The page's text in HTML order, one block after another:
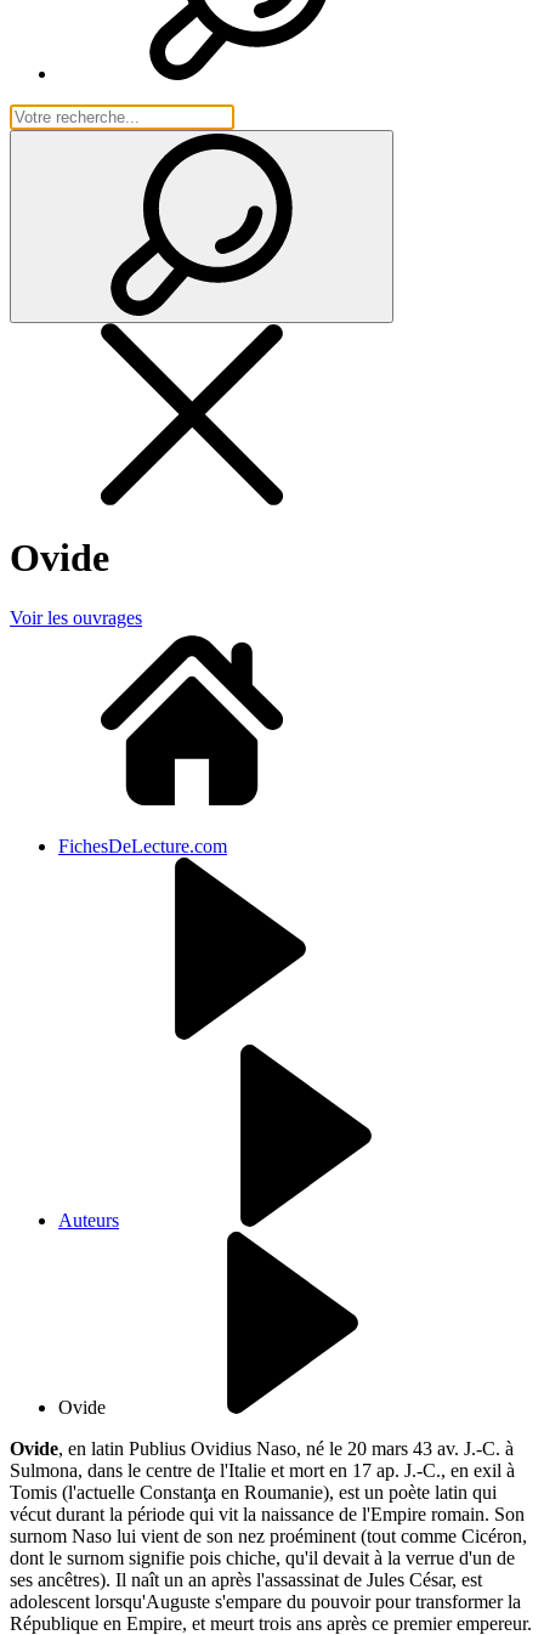
Ovide
Voir les ouvrages
FichesDeLecture.com
Auteurs
Ovide
Ovide, en latin Publius Ovidius Naso, né le 20 mars 43 av. J.-C. à
Sulmona, dans le centre de l'Italie et mort en 17 ap. J.-C., en exil à
Tomis (l'actuelle Constanţa en Roumanie), est un poète latin qui
vécut durant la période qui vit la naissance de l'Empire romain. Son
surnom Naso lui vient de son nez proéminent (tout comme Cicéron,
dont le surnom signifie pois chiche, qu'il devait à la verrue d'un de
ses ancêtres). Il naît un an après l'assassinat de Jules César, est
adolescent lorsqu'Auguste s'empare du pouvoir pour transformer la
République en Empire, et meurt trois ans après ce premier empereur.